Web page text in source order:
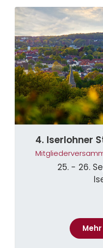
4. Iserlohner
25. - 26.